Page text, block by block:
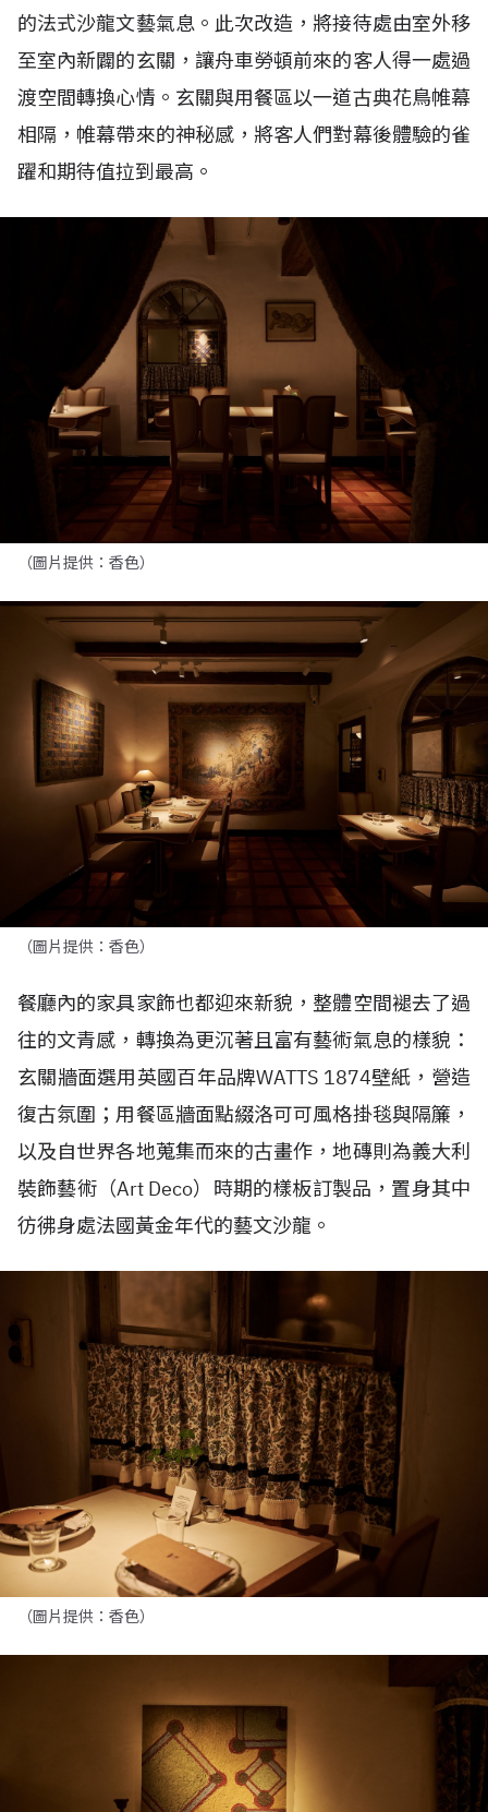
的法式沙龍文藝氣息。此次改造，將接待處由室外移
至室內新闢的玄關，讓舟車勞頓前來的客人得一處過
渡空間轉換心情。玄關與用餐區以一道古典花鳥帷幕
相隔，帷幕帶來的神秘感，將客人們對幕後體驗的雀
躍和期待值拉到最高。
（圖片提供：香色）
（圖片提供：香色）
餐廳內的家具家飾也都迎來新貌，整體空間褪去了過
往的文青感，轉換為更沉著且富有藝術氣息的樣貌：
玄關牆面選用英國百年品牌WATTS 1874壁紙，營造
復古氛圍；用餐區牆面點綴洛可可風格掛毯與隔簾，
以及自世界各地蒐集而來的古畫作，地磚則為義大利
裝飾藝術（Art Deco）時期的樣板訂製品， 置身其中
彷彿身處法國黃金年代的藝文沙龍。
（圖片提供：香色）